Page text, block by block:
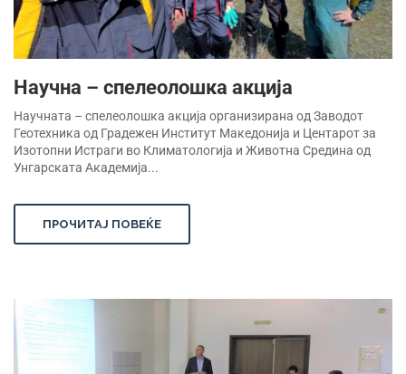
Научна – спелеолошка акција
Научната – спелеолошка акција организирана од Заводот
Геотехника од Градежен Институт Македонија и Центарот за
Изотопни Истраги во Климатологија и Животна Средина од
Унгарската Академија...
ПРОЧИТАЈ ПОВЕЌЕ